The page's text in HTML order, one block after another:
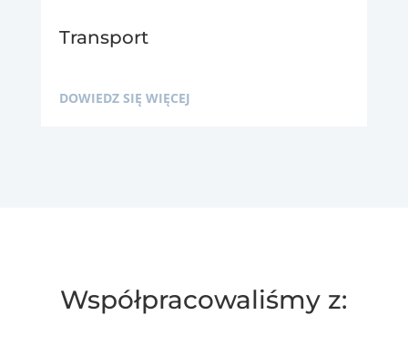
Transport
DOWIEDZ SIĘ WIĘCEJ
Współpracowaliśmy z: